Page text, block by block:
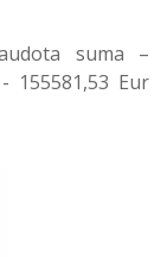
suma –
155581,53 Eur